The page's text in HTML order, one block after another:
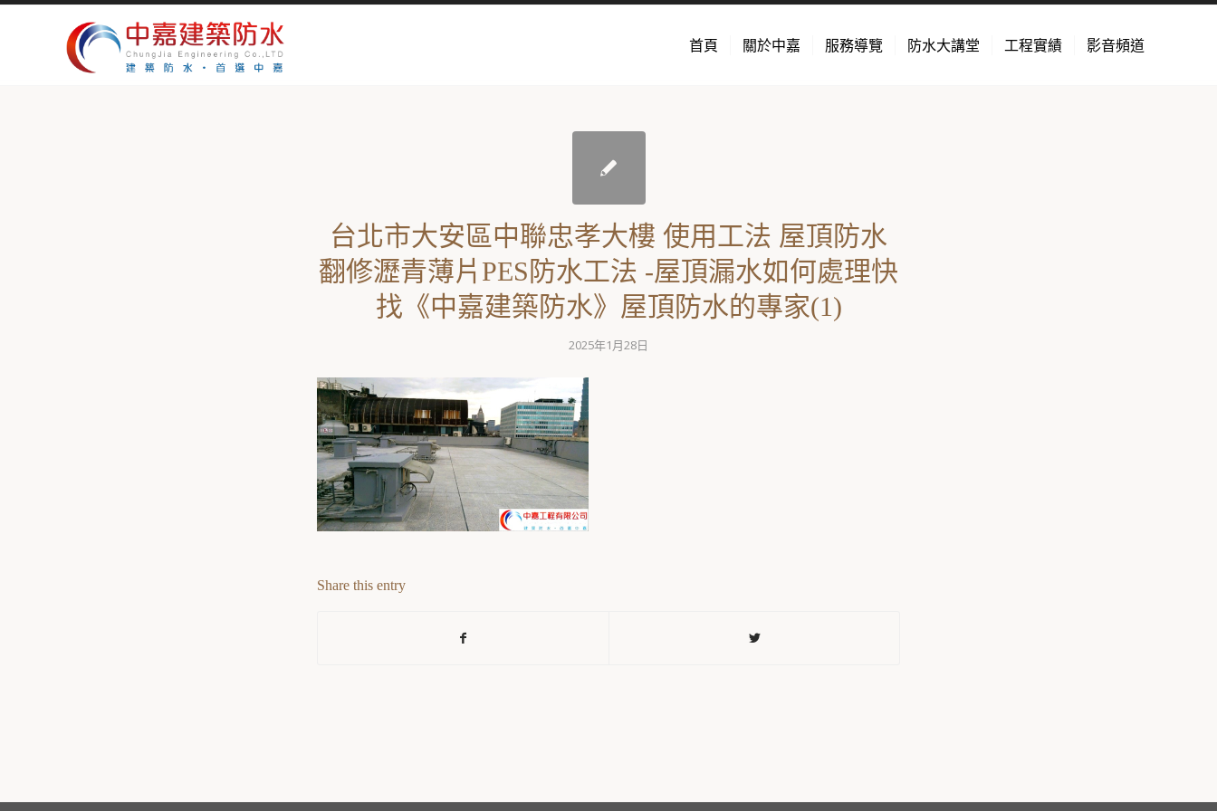
首頁 關於中嘉 服務導覽 防水大講堂 工程實績 影音頻道
台北市大安區中聯忠孝大樓 使用工法 屋頂防水
翻修瀝青薄片PES防水工法 -屋頂漏水如何處理快
找《中嘉建築防水》屋頂防水的專家(1)
2025年1月28日
Share this entry